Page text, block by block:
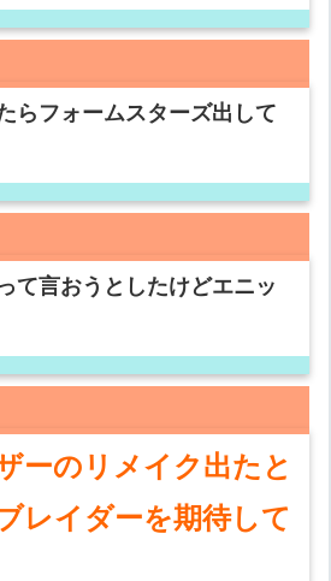
らフォームスターズ出して
て言おうとしたけどエニッ
ーのリメイク出たと
レイダーを期待して